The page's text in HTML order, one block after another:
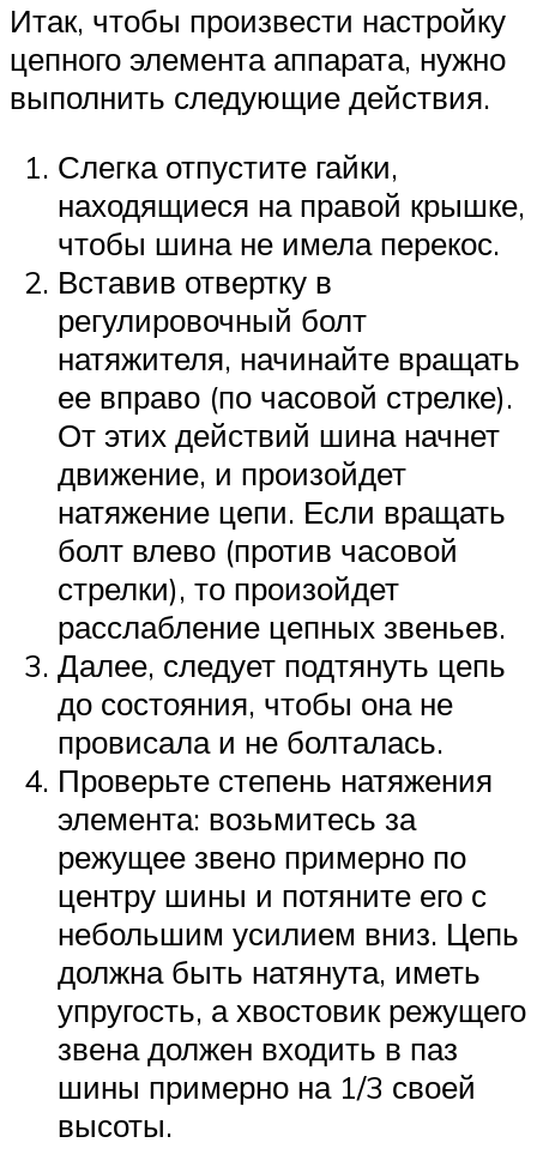
Итак, чтобы произвести настройку
цепного элемента аппарата, нужно
выполнить следующие действия.
Слегка отпустите гайки,
находящиеся на правой крышке,
чтобы шина не имела перекос.
Вставив отвертку в
регулировочный болт
натяжителя, начинайте вращать
ее вправо (по часовой стрелке).
От этих действий шина начнет
движение, и произойдет
натяжение цепи. Если вращать
болт влево (против часовой
стрелки), то произойдет
расслабление цепных звеньев.
Далее, следует подтянуть цепь
до состояния, чтобы она не
провисала и не болталась.
Проверьте степень натяжения
элемента: возьмитесь за
режущее звено примерно по
центру шины и потяните его с
небольшим усилием вниз. Цепь
должна быть натянута, иметь
упругость, а хвостовик режущего
звена должен входить в паз
шины примерно на 1/3 своей
высоты.